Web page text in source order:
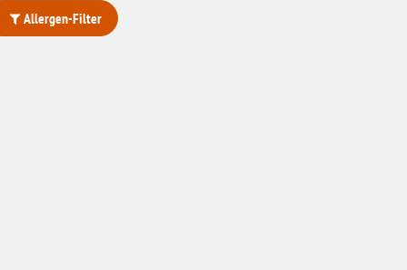
Allergen-Filter